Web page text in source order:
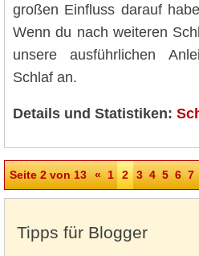
großen Einfluss darauf
Wenn du nach weiteren
unsere ausführlichen
Schlaf an.
Details und Statistiken:
Seite 2 von 13 « 1 2 3 4 5 6 7
Tipps für Blogger